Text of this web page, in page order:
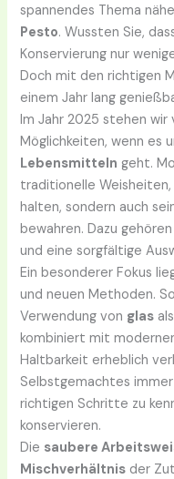
spannendes Thema
Pesto. Wussten Sie,
Konservierung nur
Doch mit den richtigen
einem Jahr lang
Im Jahr 2025 stehen wir
Möglichkeiten, wenn es
Lebensmitteln geht.
traditionelle
halten, sondern auch
bewahren. Dazu gehören
und eine sorgfältige
Ein besonderer Fokus
und neuen Methoden.
Verwendung von glas
kombiniert mit
Haltbarkeit erheblich
Selbstgemachtes
richtigen Schritte zu
konservieren.
Die saubere
Mischverhältnis der